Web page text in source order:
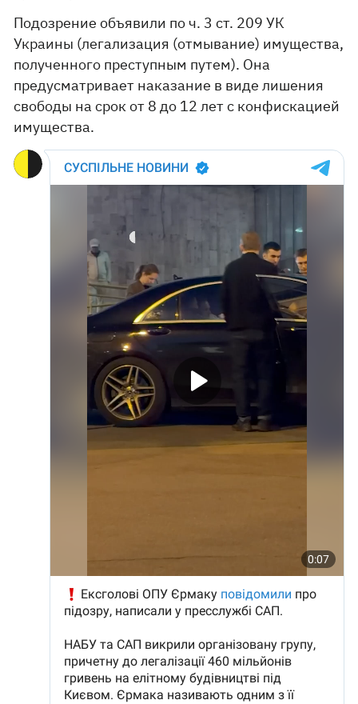
Подозрение объявили по ч. 3 ст. 209 УК
Украины (легализация (отмывание) имущества,
полученного преступным путем). Она
предусматривает наказание в виде лишения
свободы на срок от 8 до 12 лет с конфискацией
имущества.